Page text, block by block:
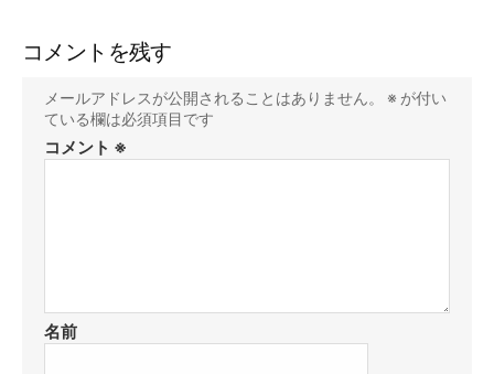
コメントを残す
メールアドレスが公開されることはありません。 ※ が付い
ている欄は必須項目です
コメント ※
名前